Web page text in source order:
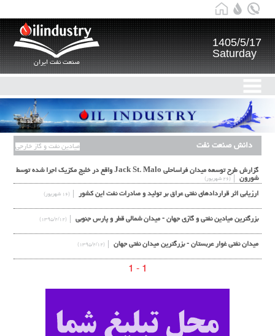
صنعت نفت ایران
1405/5/17
Saturday
دانش صنعت نفت میادین نفت و گاز خارجی
گزارش طرح توسعه میدان فراساحلی Jack St. Malo واقع در خلیج مکزیک اجرا شده توسط
شورون
(۲۶ شهریور)
ارزیابی اثر قراردادهای نفتی عراق بر تولید و صادرات نفت این کشور (۱۶ شهریور)
بزرگترین میادین نفتی و گازی جهان - میدان شمالی قطر و پارس جنوبی (۱۳۹۵/۲/۱۲)
میدان نفتی غوار عربستان - بزرگترین میدان نفتی جهان (۱۳۹۵/۲/۱۲)
1 - 1